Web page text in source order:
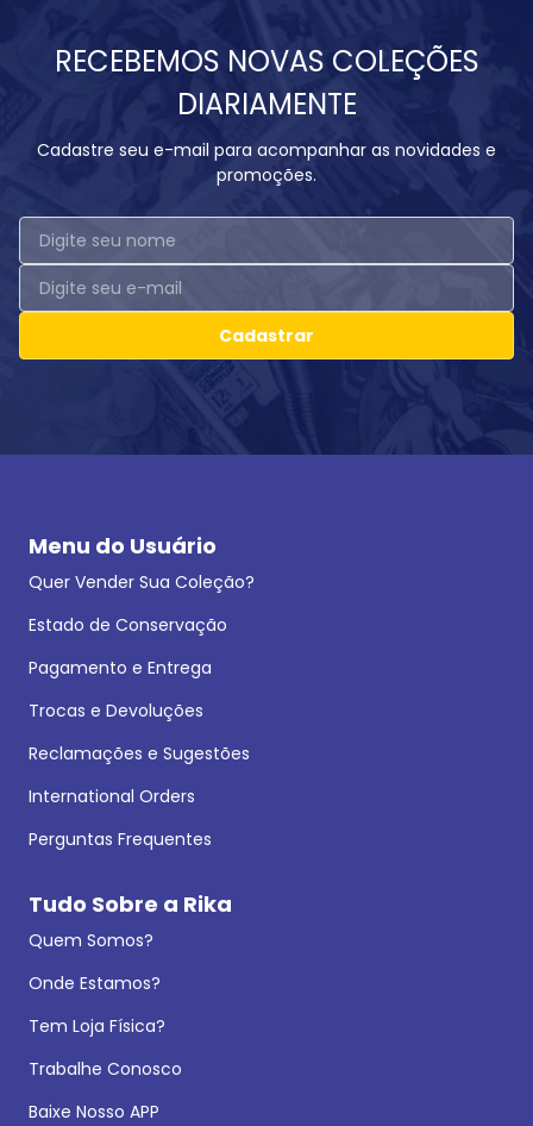
RECEBEMOS NOVAS COLEÇÕES
DIARIAMENTE
Cadastre seu e-mail para acompanhar as novidades e
promoções.
Cadastrar
Menu do Usuário
Quer Vender Sua Coleção?
Estado de Conservação
Pagamento e Entrega
Trocas e Devoluções
Reclamações e Sugestões
International Orders
Perguntas Frequentes
Tudo Sobre a Rika
Quem Somos?
Onde Estamos?
Tem Loja Física?
Trabalhe Conosco
Baixe Nosso APP